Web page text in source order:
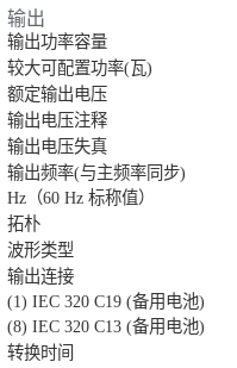
输出
输出功率容量
较大可配置功率(瓦)
额定输出电压
输出电压注释
输出电压失真
输出频率(与主频率同步)
Hz（60 Hz 标称值）
拓朴
波形类型
输出连接
(1) IEC 320 C19 (备用电池)
(8) IEC 320 C13 (备用电池)
转换时间
德国阳光蓄电池
台达UPS电源
UPS电源蓄电池
EPS直流屏蓄电
池